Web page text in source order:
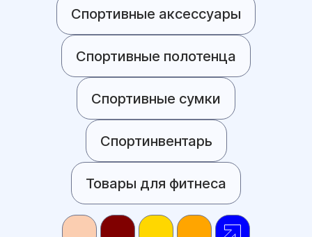
Спортивные аксессуары
Спортивные полотенца
Спортивные сумки
Спортинвентарь
Товары для фитнеса